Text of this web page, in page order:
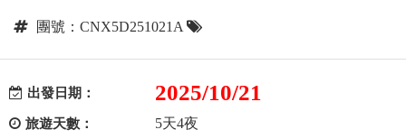
團號：CNX5D251021A
出發日期： 2025/10/21
旅遊天數： 5天4夜